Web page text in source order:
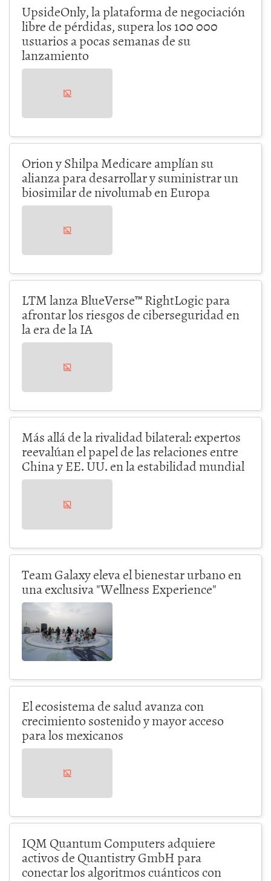
UpsideOnly, la plataforma de negociación
libre de pérdidas, supera los 100 000
usuarios a pocas semanas de su
lanzamiento
Orion y Shilpa Medicare amplían su
alianza para desarrollar y suministrar un
biosimilar de nivolumab en Europa
LTM lanza BlueVerse™ RightLogic para
afrontar los riesgos de ciberseguridad en
la era de la IA
Más allá de la rivalidad bilateral: expertos
reevalúan el papel de las relaciones entre
China y EE. UU. en la estabilidad mundial
Team Galaxy eleva el bienestar urbano en
una exclusiva "Wellness Experience"
El ecosistema de salud avanza con
crecimiento sostenido y mayor acceso
para los mexicanos
IQM Quantum Computers adquiere
activos de Quantistry GmbH para
conectar los algoritmos cuánticos con